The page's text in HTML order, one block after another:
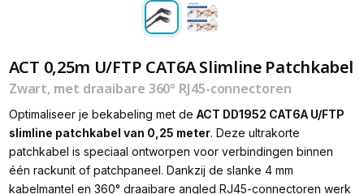
ACT 0,25m U/FTP CAT6A Slimline Patchkabel
Zwart, met draaibare 360° RJ45-connectoren
Optimaliseer je bekabeling met de ACT DD1952 CAT6A U/FTP
slimline patchkabel van 0,25 meter. Deze ultrakorte
patchkabel is speciaal ontworpen voor verbindingen binnen
één rackunit of patchpaneel. Dankzij de slanke 4 mm
kabelmantel en 360° draaibare angled RJ45-connectoren werk